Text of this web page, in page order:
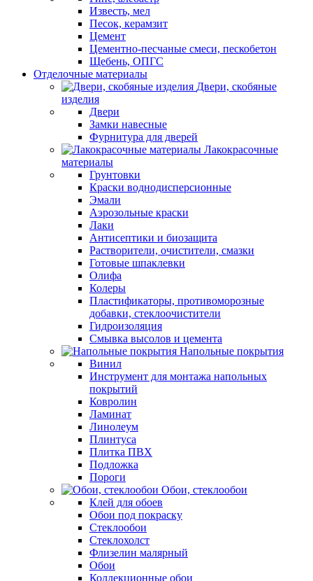
Известь, мел
Песок, керамзит
Цемент
Цементно-песчаные смеси, пескобетон
Щебень, ОПГС
Отделочные материалы
Двери, скобяные
изделия
Двери
Замки навесные
Фурнитура для дверей
Лакокрасочные
материалы
Грунтовки
Краски воднодисперсионные
Эмали
Аэрозольные краски
Лаки
Антисептики и биозащита
Растворители, очистители, смазки
Готовые шпаклевки
Олифа
Колеры
Пластификаторы, противоморозные
добавки, стеклоочистители
Гидроизоляция
Смывка высолов и цемента
Напольные покрытия
Винил
Инструмент для монтажа напольных
покрытий
Ковролин
Ламинат
Линолеум
Плинтуса
Плитка ПВХ
Подложка
Пороги
Обои, стеклообои
Клей для обоев
Обои под покраску
Стеклообои
Стеклохолст
Флизелин малярный
Обои
Коллекционные обои